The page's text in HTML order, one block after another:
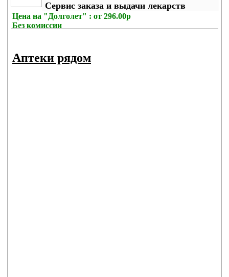
Сервис заказа и выдачи лекарств
Цена на "Долголет" : от 296.00р
Без комиссии
Аптеки рядом